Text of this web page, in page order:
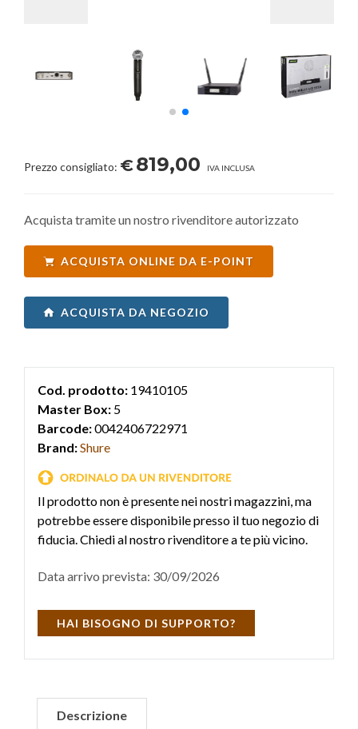
Prezzo consigliato: €819,00 IVA INCLUSA
Acquista tramite un nostro rivenditore autorizzato
ACQUISTA ONLINE DA E-POINT
ACQUISTA DA NEGOZIO
Cod. prodotto: 19410105
Master Box: 5
Barcode:0042406722971
Brand:Shure
Il prodotto non è presente nei nostri magazzini, ma
potrebbe essere disponibile presso il tuo negozio di
fiducia. Chiedi al nostro rivenditore a te più vicino.
Data arrivo prevista: 30/09/2026
HAI BISOGNO DI SUPPORTO?
Descrizione